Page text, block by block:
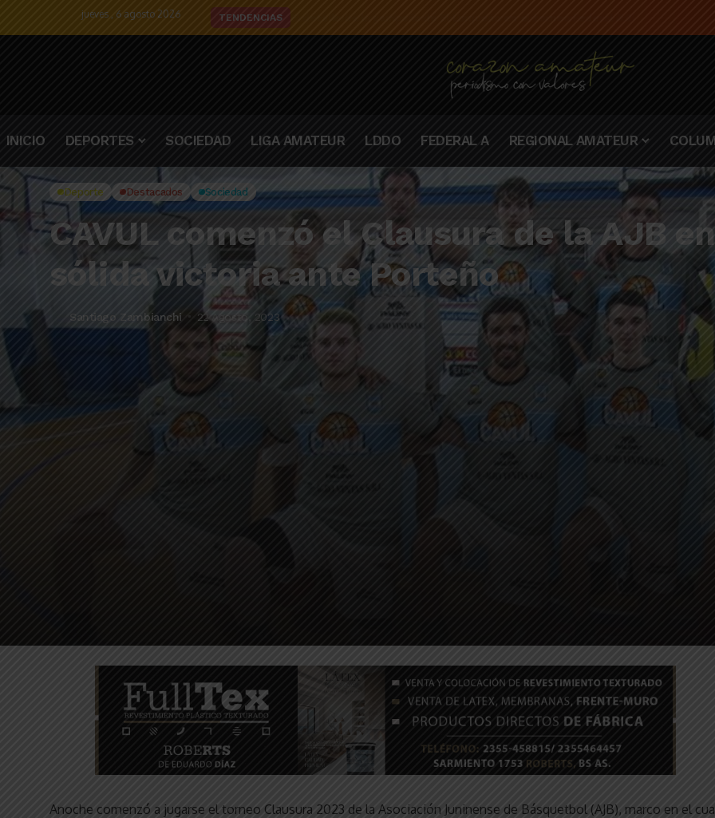
jueves , 6 agosto 2026 TENDENCIAS
INICIO DEPORTES SOCIEDAD LIGA AMATEUR LDDO FEDERAL A REGIONAL AMATEUR
Deporte Destacados Sociedad
CAVUL comenzó el Clausura de la AJB
sólida victoria ante Porteño
Santiago Zambianchi 22 Agosto, 2023
Anoche comenzó a jugarse el torneo Clausura 2023 de la Asociación Juninense de Básquetbol (AJB), marco en el